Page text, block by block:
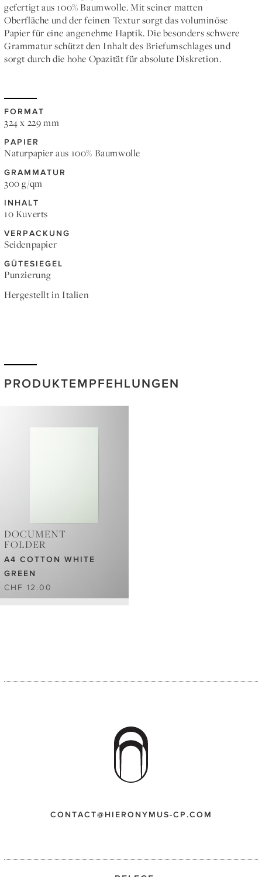
gefertigt aus 100% Baumwolle. Mit seiner matten
Oberfläche und der feinen Textur sorgt das voluminöse
Papier für eine angenehme Haptik. Die besonders schwere
Grammatur schützt den Inhalt des Briefumschlages und
sorgt durch die hohe Opazität für absolute Diskretion.
FORMAT
324 x 229 mm
PAPIER
Naturpapier aus 100% Baumwolle
GRAMMATUR
300 g/qm
INHALT
10 Kuverts
VERPACKUNG
Seidenpapier
GÜTESIEGEL
Punzierung
Hergestellt in Italien
PRODUKTEMPFEHLUNGEN
DOCUMENT
FOLDER
A4 COTTON WHITE
GREEN
CHF 12.00
CONTACT@HIERONYMUS-CP.COM